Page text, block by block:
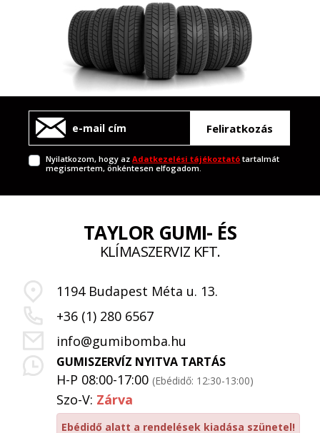
Feliratkozás
Nyilatkozom, hogy azAdatkezelési tájékoztató tartalmát
megismertem, önkéntesen elfogadom.
TAYLOR GUMI- ÉS
KLÍMASZERVIZ KFT.
1194 Budapest Méta u. 13.
+36 (1) 280 6567
info@gumibomba.hu
GUMISZERVÍZ NYITVA TARTÁS
H-P 08:00-17:00 (Ebédidő: 12:30-13:00)
Szo-V: Zárva
Ebédidő alatt a rendelések kiadása szünetel!